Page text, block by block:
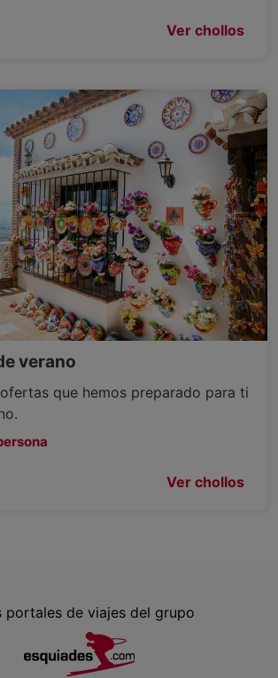
Ver chollos
verano
que hemos preparado para ti
Ver chollos
portales de viajes del grupo